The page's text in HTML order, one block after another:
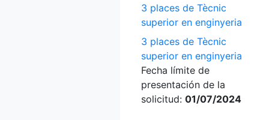
3 places de Tècnic
superior en enginyeria
3 places de Tècnic
superior en enginyeria
Fecha límite de
presentación de la
solicitud: 01/07/2024